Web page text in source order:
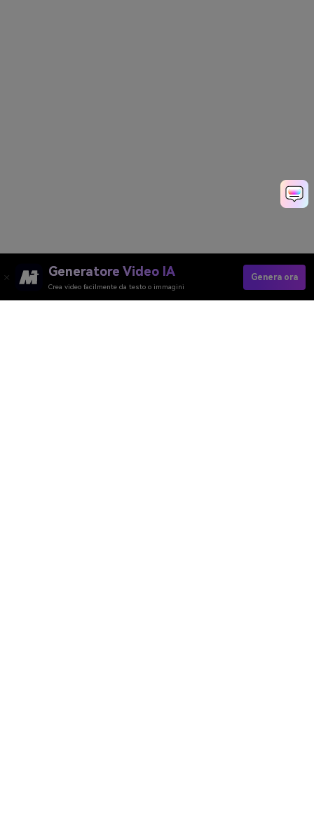
Generatore Video IA
Crea video facilmente da testo o immagini
Genera ora